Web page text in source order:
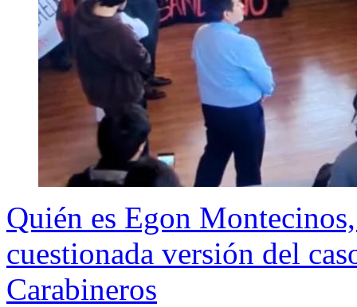
Quién es Egon
cuestionada versión del
Carabineros